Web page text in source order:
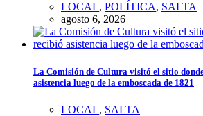
LOCAL, POLÍTICA, SALTA
agosto 6, 2026
La Comisión de Cultura visitó el sitio
asistencia luego de la emboscada de 1821
LOCAL, SALTA